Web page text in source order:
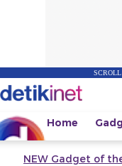
Home
NEW Gadget of